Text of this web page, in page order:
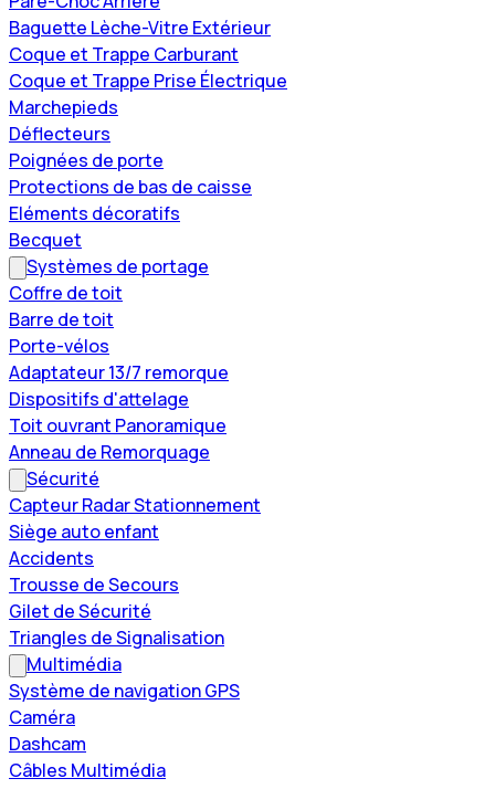
Baguette Lèche-Vitre Extérieur
Coque et Trappe Carburant
Coque et Trappe Prise Électrique
Marchepieds
Déflecteurs
Poignées de porte
Protections de bas de caisse
Eléments décoratifs
Becquet
Systèmes de portage
Coffre de toit
Barre de toit
Porte-vélos
Adaptateur 13/7 remorque
Dispositifs d'attelage
Toit ouvrant Panoramique
Anneau de Remorquage
Sécurité
Capteur Radar Stationnement
Siège auto enfant
Accidents
Trousse de Secours
Gilet de Sécurité
Triangles de Signalisation
Multimédia
Système de navigation GPS
Caméra
Dashcam
Câbles Multimédia